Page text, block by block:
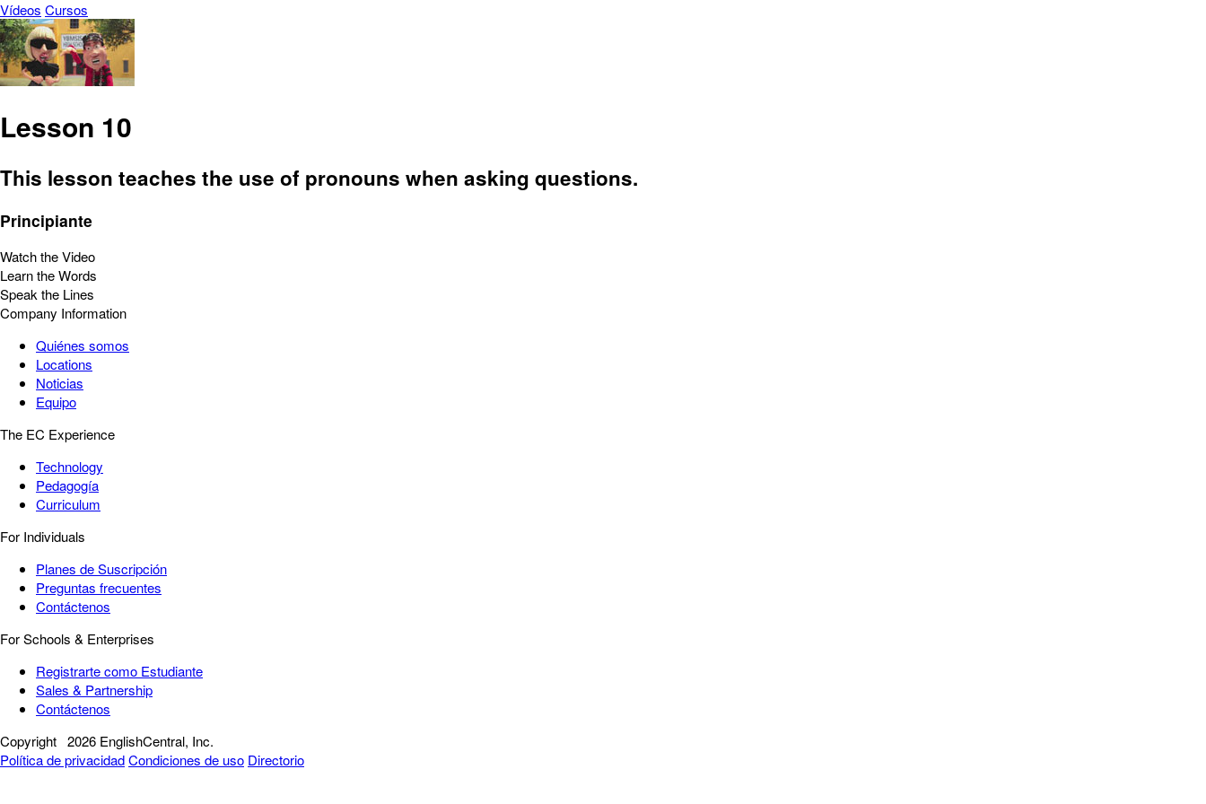
Vídeos Cursos
Lesson 10
This lesson teaches the use of pronouns when asking questions.
Principiante
Watch the Video
Learn the Words
Speak the Lines
Company Information
Quiénes somos
Locations
Noticias
Equipo
The EC Experience
Technology
Pedagogía
Curriculum
For Individuals
Planes de Suscripción
Preguntas frecuentes
Contáctenos
For Schools & Enterprises
Registrarte como Estudiante
Sales & Partnership
Contáctenos
Copyright 2026 EnglishCentral, Inc.
Política de privacidadCondiciones de uso Directorio